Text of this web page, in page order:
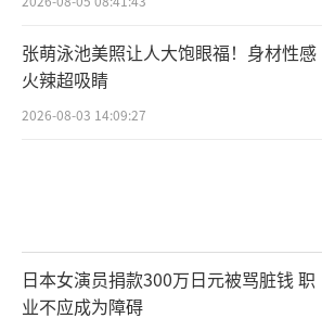
张萌泳池美照让人大饱眼福！身材性感
火辣超吸睛
2026-08-03 14:09:27
日本女演员捐款300万日元被骂脏钱 职
业不应成为障碍